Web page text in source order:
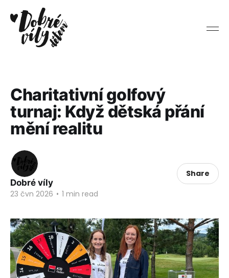
Charitativní golfový
turnaj: Když dětská přání
mění realitu
Dobré víly
23 čvn 2026 • 1 min read
Share